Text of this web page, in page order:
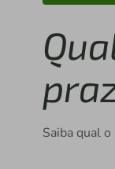
Saiba qual